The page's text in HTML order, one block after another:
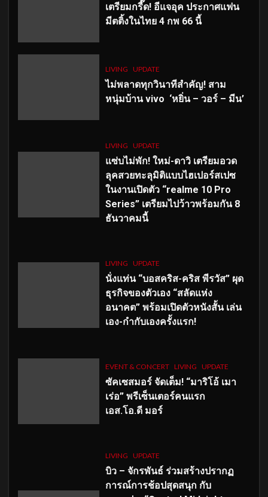
เตรียมกรี๊ด! อีแจอุค ประกาศแฟน
มีตติ้งในไทย 4 กพ 66 นี้
LIVING UPDATE
ไม่พลาดทุกวินาทีสำคัญ! สาม
หนุ่มบ้าน vivo ‘หยิ่น – วอร์ – มีน’
LIVING UPDATE
แซ่บไม่พัก! ใหม่-ดาวิ เตรียมอวด
ลุคสวยทะลุมิติแบบไฮเปอร์สเปซ
ในงานเปิดตัว “realme 10 Pro
Series” เตรียมไปว้าวพร้อมกัน 8
ธันวาคมนี้
LIVING UPDATE
นั่งแท่น “บอสคริส-คริส พีรวัส” ผุด
ธุรกิจของตัวเอง “สลัดแห่ง
อนาคต” พร้อมเปิดตัวหนังสั้น เล่น
เอง-กำกับเองครั้งแรก!
EVENT & CONCERT LIVING UPDATE
ซัคเซสมอร์ จัดเต็ม! “มาริโอ้ เมา
เร่อ” พรีเซ็นเตอร์คนแรก
เอส.โอ.ดี มอร์
LIVING UPDATE
บิว – จักรพันธ์ ร่วมสร้างปรากฏ
การณ์การช้อปสุดสนุก กับ